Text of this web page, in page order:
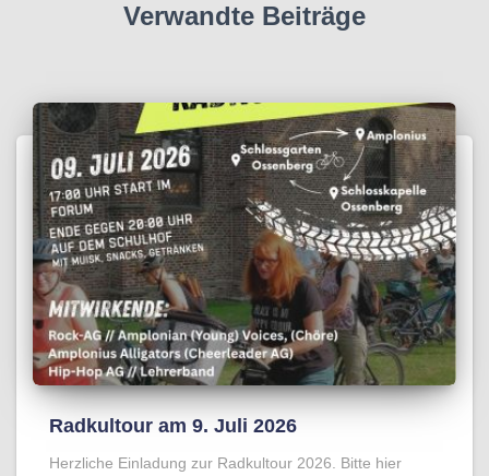
Verwandte Beiträge
Radkultour am 9. Juli 2026
Herzliche Einladung zur Radkultour 2026. Bitte hier